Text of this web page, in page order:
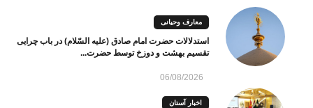
معارف وحیانی
استدلالات حضرت امام صادق (علیه السّلام) در باب چرایی
تقسیم بهشت و دوزخ توسط حضرت...
06/08/2026
اخبار آستان